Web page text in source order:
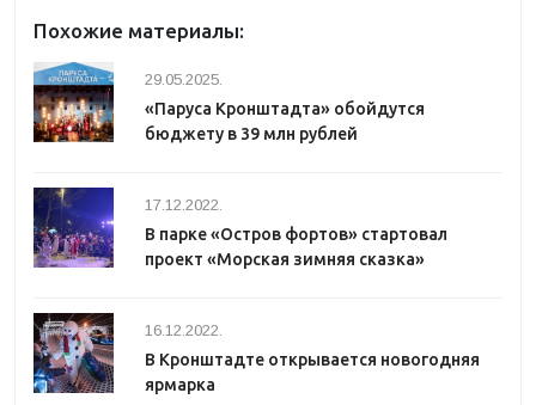
Похожие материалы:
29.05.2025.
«Паруса Кронштадта» обойдутся
бюджету в 39 млн рублей
17.12.2022.
В парке «Остров фортов» стартовал
проект «Морская зимняя сказка»
16.12.2022.
В Кронштадте открывается новогодняя
ярмарка